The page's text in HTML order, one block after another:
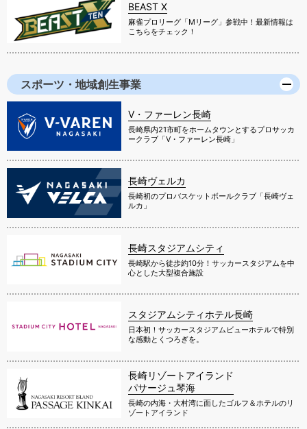
BEAST X
麻雀プロリーグ「Mリーグ」参戦中！最新情報は
こちらをチェック！
スポーツ・地域創生事業
V・ファーレン長崎
長崎県内21市町をホームタウンとするプロサッカ
ークラブ「V・ファーレン長崎」
長崎ヴェルカ
長崎初のプロバスケットボールクラブ「長崎ヴェ
ルカ」
長崎スタジアムシティ
長崎駅から徒歩約10分！サッカースタジアムを中
心とした大型複合施設
スタジアムシティホテル長崎
日本初！サッカースタジアムビューホテルで特別
な感動とくつろぎを。
長崎リゾートアイランド
パサージュ琴海
長崎の内海・大村湾に面したゴルフ＆ホテルのリ
ゾートアイランド